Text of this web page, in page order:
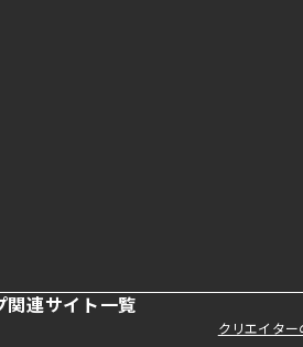
関連サイト一覧
クリエイタ